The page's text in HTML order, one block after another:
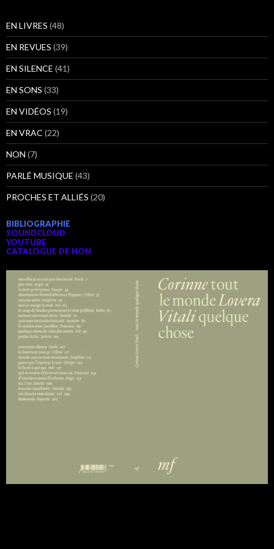
EN LIVRES (48)
EN REVUES (39)
EN SILENCE (41)
EN SONS (33)
EN VIDÉOS (19)
EN VRAC (22)
NON (7)
PARLÉ MUSIQUE (43)
PROCHES ET ALLIÉS (20)
BIBLIOGRAPHIE
SOUNDCLOUD
YOUTUBE
CATALOGUE DE NON